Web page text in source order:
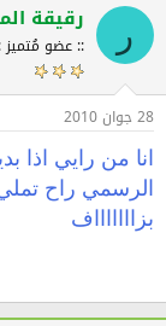
ر رقيقة
:: عضو مُتميز
28 جوان 2010
انا من رايي اذا
الرسمي راح
بزاااااااف